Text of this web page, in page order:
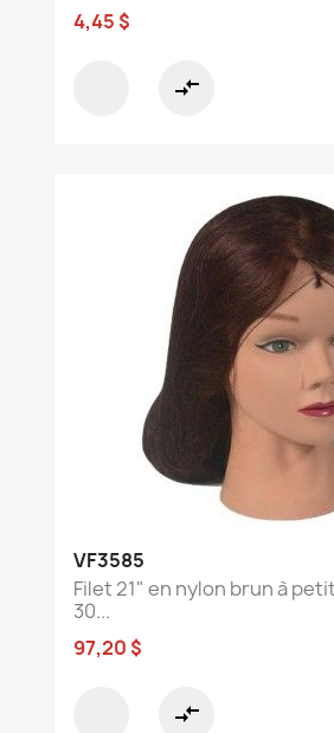
4,45 $
compare_arrows
VF3585
Filet 21" en nylon brun à
30...
97,20 $
compare_arrows